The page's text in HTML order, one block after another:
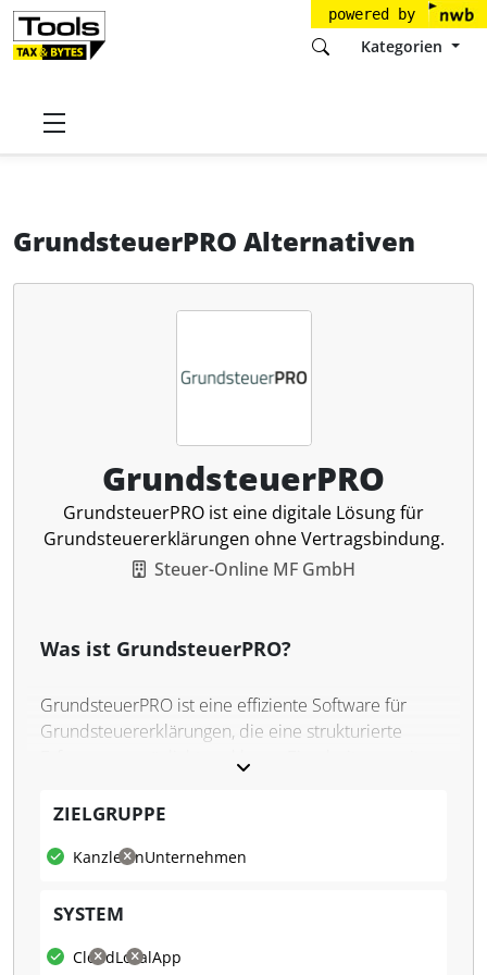
powered by
Kategorien
Startseite
GrundsteuerPRO Alternativen
GrundsteuerPRO
GrundsteuerPRO ist eine digitale Lösung für
Grundsteuererklärungen ohne Vertragsbindung.
Steuer-Online MF GmbH
Was ist GrundsteuerPRO?
GrundsteuerPRO ist eine effiziente Software für
Grundsteuererklärungen, die eine strukturierte
Wunsch unter dem eigenen Branding.
Was kann GrundsteuerPRO?
einfache Lösung für die Erstellung von
Grundsteuererklärungen. Mit maximaler
ZIELGRUPPE
KanzleienUnternehmen
SYSTEM
CloudLokalApp